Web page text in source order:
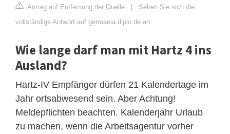
Antrag auf Entfernung der Quelle | Sehen Sie sich die
vollständige Antwort auf germania.diplo.de an
Wie lange darf man mit Hartz 4 ins
Ausland?
Hartz-IV Empfänger dürfen 21 Kalendertage im
Jahr ortsabwesend sein. Aber Achtung!
Meldepflichten beachten. Kalenderjahr Urlaub
zu machen, wenn die Arbeitsagentur vorher